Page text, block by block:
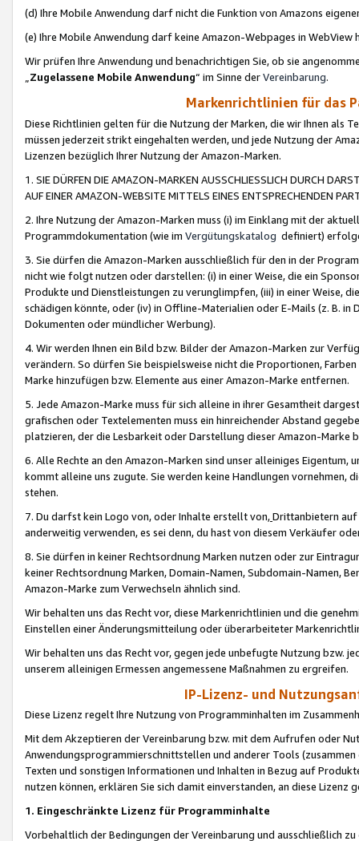
(d) Ihre Mobile Anwendung darf nicht die Funktion von Amazons
(e) Ihre Mobile Anwendung darf keine Amazon-Webpages in WebView
Wir prüfen Ihre Anwendung und benachrichtigen Sie, ob sie
„Zugelassene Mobile Anwendung“ im Sinne derVereinbarung.
Markenrichtlinien für das
Diese Richtlinien gelten für die Nutzung der Marken, die wir Ihnen als
müssen jederzeit strikt eingehalten werden, und jede Nutzung der
Lizenzen bezüglich Ihrer Nutzung der Amazon-Marken.
1. SIE DÜRFEN DIE AMAZON-MARKEN AUSSCHLIESSLICH DURCH
AUF EINER AMAZON-WEBSITE MITTELS EINES ENTSPRECHENDEN
2. Ihre Nutzung der Amazon-Marken muss (i) im Einklang mit der
Programmdokumentation (wie im Vergütungskatalog definiert)
3. Sie dürfen die Amazon-Marken ausschließlich für den in der
nicht wie folgt nutzen oder darstellen: (i) in einer Weise, die ein
Produkte und Dienstleistungen zu verunglimpfen, (iii) in einer Weise,
schädigen könnte, oder (iv) in Offline-Materialien oder E-Mails (z. B. in
Dokumenten oder mündlicher Werbung).
4. Wir werden Ihnen ein Bild bzw. Bilder der Amazon-Marken zur
verändern. So dürfen Sie beispielsweise nicht die Proportionen,
Marke hinzufügen bzw. Elemente aus einer Amazon-Marke entfernen.
5. Jede Amazon-Marke muss für sich alleine in ihrer Gesamtheit
grafischen oder Textelementen muss ein hinreichender Abstand
platzieren, der die Lesbarkeit oder Darstellung dieser Amazon-Marke
6. Alle Rechte an den Amazon-Marken sind unser alleiniges
kommt alleine uns zugute. Sie werden keine Handlungen vornehmen,
stehen.
7. Du darfst kein Logo von, oder Inhalte erstellt von,Drittanbietern auf
anderweitig verwenden, es sei denn, du hast von diesem Verkäufer
8. Sie dürfen in keiner Rechtsordnung Marken nutzen oder zur
keiner Rechtsordnung Marken, Domain-Namen, Subdomain-Namen,
Amazon-Marke zum Verwechseln ähnlich sind.
Wir behalten uns das Recht vor, diese Markenrichtlinien und die
Einstellen einer Änderungsmitteilung oder überarbeiteter
Wir behalten uns das Recht vor, gegen jede unbefugte Nutzung bzw.
unserem alleinigen Ermessen angemessene Maßnahmen zu ergreifen.
IP-Lizenz- und
Diese Lizenz regelt Ihre Nutzung von Programminhalten im
Mit dem Akzeptieren der Vereinbarung bzw. mit dem Aufrufen oder
Anwendungsprogrammierschnittstellen und anderer Tools (zusammen
Texten und sonstigen Informationen und Inhalten in Bezug auf
nutzen können, erklären Sie sich damit einverstanden, an diese Lizenz
1. Eingeschränkte Lizenz für Programminhalte
Vorbehaltlich der Bedingungen der Vereinbarung und ausschließlich